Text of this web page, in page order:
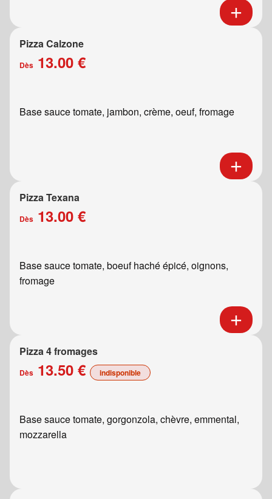
Pizza Calzone
Dès 13.00 €
Base sauce tomate, jambon, crème, oeuf, fromage
Pizza Texana
Dès 13.00 €
Base sauce tomate, boeuf haché épicé, oignons,
fromage
Pizza 4 fromages
Dès 13.50 € indisponible
Base sauce tomate, gorgonzola, chèvre, emmental,
mozzarella